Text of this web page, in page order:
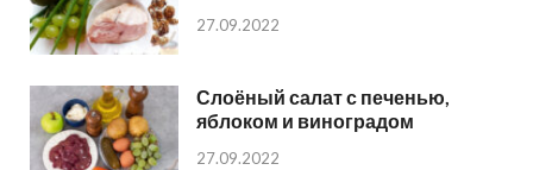
27.09.2022
Слоёный салат с печенью,
яблоком и виноградом
27.09.2022